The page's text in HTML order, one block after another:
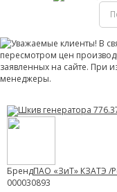
БрендПАО «ЗиТ» КЗАТЭ /
000030893